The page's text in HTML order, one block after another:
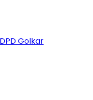
Golkar